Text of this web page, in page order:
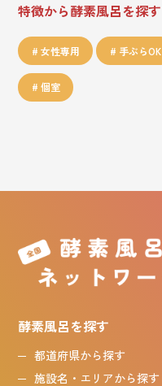
特徴から酵素風呂を探す
女性専用 手ぶらOK
個室
酵素風呂を探す
都道府県から探す
施設名・エリアから探す